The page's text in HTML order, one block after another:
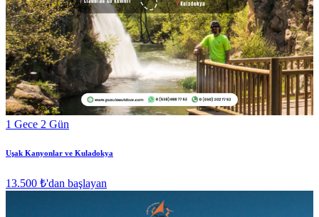
1 Gece 2 Gün
Uşak Kanyonlar ve Kuladokya
13.500 ₺'dan başlayan